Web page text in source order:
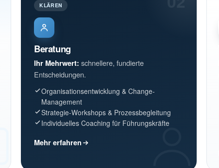
KLÄREN
Beratung
Ihr Mehrwert: schnellere, fundierte
Entscheidungen.
Organisationsentwicklung & Change-
Management
Strategie-Workshops & Prozessbegleitung
Individuelles Coaching für Führungskräfte
Mehr erfahren